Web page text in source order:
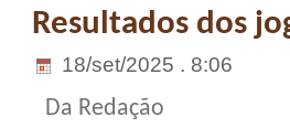
Resultados dos
18/set/2025 . 8:06
Da Redação